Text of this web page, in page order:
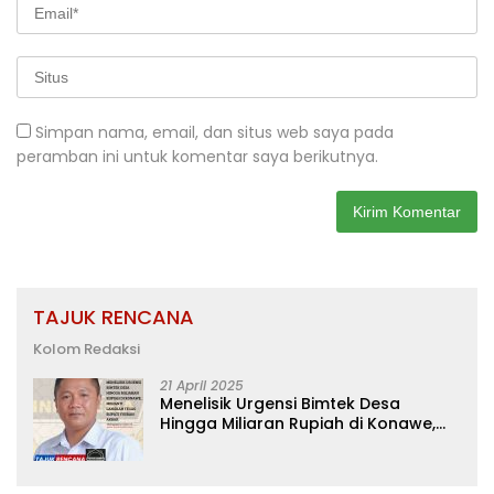
Simpan nama, email, dan situs web saya pada
peramban ini untuk komentar saya berikutnya.
TAJUK RENCANA
Kolom Redaksi
21 April 2025
Menelisik Urgensi Bimtek Desa
Hingga Miliaran Rupiah di Konawe,